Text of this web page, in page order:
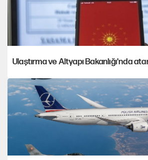
Ulaştırma ve Altyapı Bakanlığı'nda